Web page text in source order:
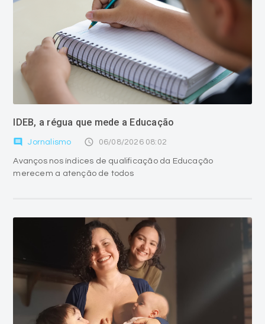
IDEB, a régua que mede a Educação
comment Jornalismo access_time 06/08/2026 08:02
Avanços nos índices de qualificação da Educação
merecem a atenção de todos